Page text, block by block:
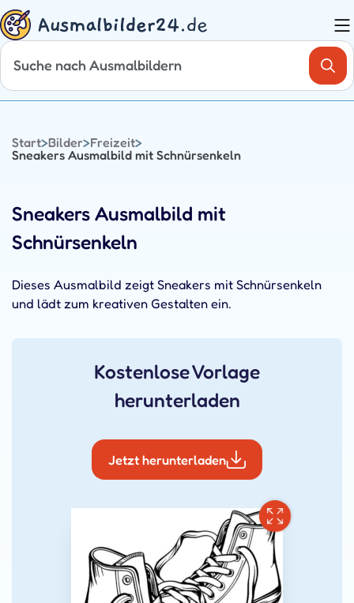
Zum
Inhalt
springen
Start>Bilder>Freizeit>
Sneakers Ausmalbild mit Schnürsenkeln
Sneakers Ausmalbild mit
Schnürsenkeln
Dieses Ausmalbild zeigt Sneakers mit Schnürsenkeln
und lädt zum kreativen Gestalten ein.
Kostenlose Vorlage
herunterladen
Jetzt herunterladen